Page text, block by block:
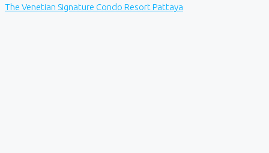
The Venetian Signature Condo Resort Pattaya